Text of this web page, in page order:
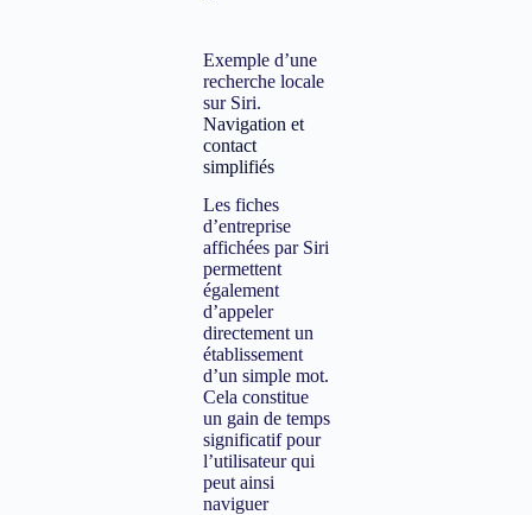
Exemple d’une
recherche locale
sur Siri.
Navigation et
contact
simplifiés
Les fiches
d’entreprise
affichées par Siri
permettent
également
d’appeler
directement un
établissement
d’un simple mot.
Cela constitue
un gain de temps
significatif pour
l’utilisateur qui
peut ainsi
naviguer